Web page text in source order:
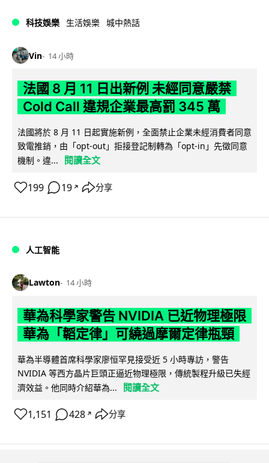
科技娛樂 生活娛樂 城中熱話
Vin 14 小時
法國 8 月 11 日出新例 未經同意嚴禁
Cold Call 違規企業最高罰 345 萬
法國將於 8 月 11 日起實施新例，全面禁止企業未經消費者同意
致電推銷，由「opt-out」拒接登記制轉為「opt-in」先徵同意
機制。違...
閱讀全文
199 19 ↗ 分享
人工智能
Lawton 14 小時
華為科學家警告 NVIDIA 已近物理極限
華為「韜定律」可繞過摩爾定律瓶頸
華為半導體首席科學家廖恒罕見接受近 5 小時專訪，警告
NVIDIA 等西方晶片巨頭正逼近物理極限，傳統製程升級已失經
濟效益。他同時介紹華為...
閱讀全文
1,151 428 ↗ 分享